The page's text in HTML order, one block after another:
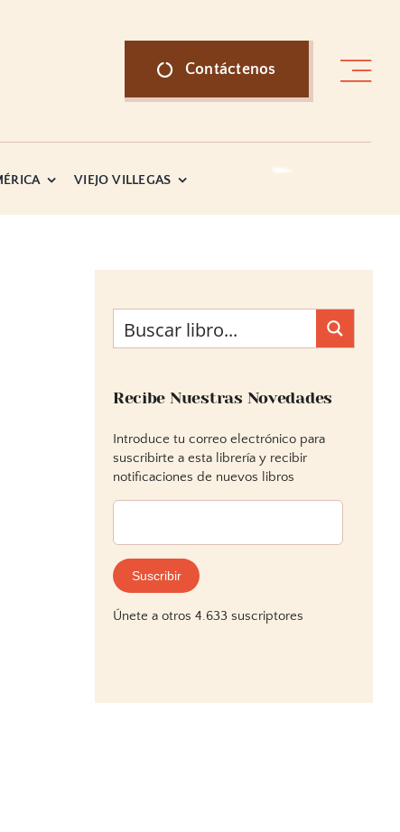
Contáctenos
VIEJO VILLEGAS
Recibe Nuestras Novedades
Introduce tu correo electrónico para
suscribirte a esta librería y recibir
notificaciones de nuevos libros
Dirección
correo
electrónico:
Suscribir
Únete a otros 4.633 suscriptores